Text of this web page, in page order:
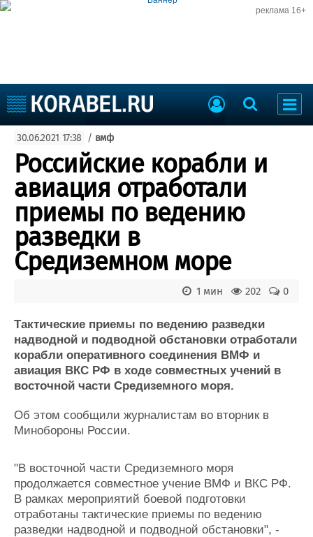
реклама 16+
Судоходство
Судоремонт
События
Порты
Образование
Яхты и катера
Еще
Судостроение
Компании
Репутация
Работа
Крюинг
Реклама
Торговая площадка
Доска объявлений
Оборудование
Изделия
Материалы
Услуги
Выставки и семинары
Личности
Словарь
Галерея флота
Форум
Отзывы
Все службы
30.06.2021 17:38 / вмф
Российские корабли и
авиация отработали
приемы по ведению
разведки в
Средиземном море
0
202
1 мин
Тактические приемы по ведению разведки
надводной и подводной обстановки отработали
корабли оперативного соединения ВМФ и
авиация ВКС РФ в ходе совместных учений в
восточной части Средиземного моря.
Об этом сообщили журналистам во вторник в
Минобороны России.
"В восточной части Средиземного моря
продолжается совместное учение ВМФ и ВКС РФ.
В рамках мероприятий боевой подготовки
отработаны тактические приемы по ведению
разведки надводной и подводной обстановки", -